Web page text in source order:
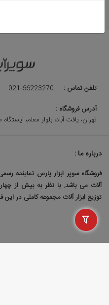
تلفن تماس :
021-66223270
آدرس فروشگاه :
تهران، یافت آباد، بلوار معلم، ایستگاه
درباره ما :
فروشگاه سوپر ابزار پارس نماینده
آلات می باشد. با نظر به بیش از
توزیع ابزار آلات مجموعه کاملی در